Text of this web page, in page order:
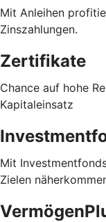
Mit Anleihen
Zinszahlungen.
Zertifikate
Chance auf hohe
Kapitaleinsatz
Mit
Zielen